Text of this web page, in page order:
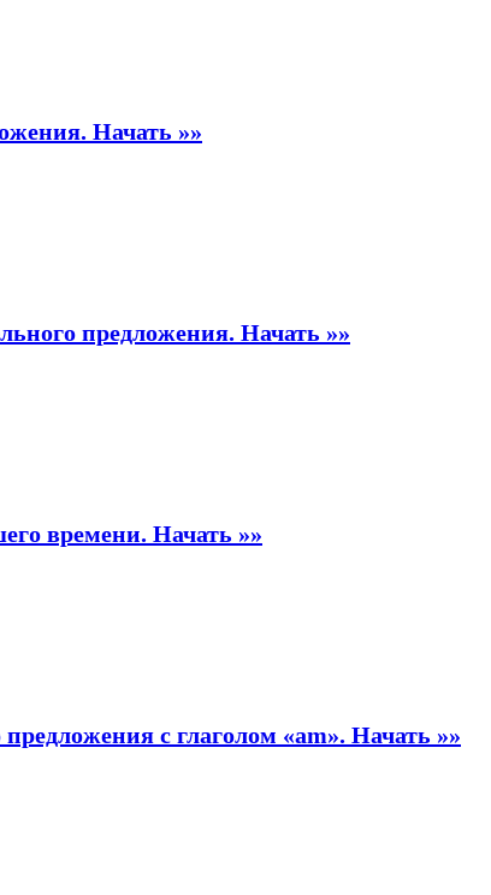
Начать »»
предложения. Начать »»
времени. Начать »»
с глаголом «am». Начать »»